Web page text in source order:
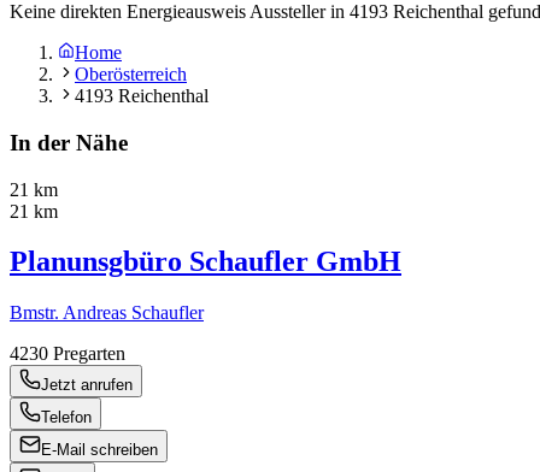
Keine direkten Energieausweis Aussteller in 4193 Reichenthal
Home
Oberösterreich
4193 Reichenthal
In der Nähe
21 km
21 km
Planunsgbüro Schaufler GmbH
Bmstr. Andreas Schaufler
4230 Pregarten
Jetzt anrufen
Telefon
E-Mail schreiben